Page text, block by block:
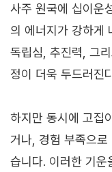
사주 원국에 십이운
의 에너지가 강하게
독립심, 추진력, 그
정이 더욱 두드러진
하지만 동시에 고집
거나, 경험 부족으
습니다. 이러한 기운